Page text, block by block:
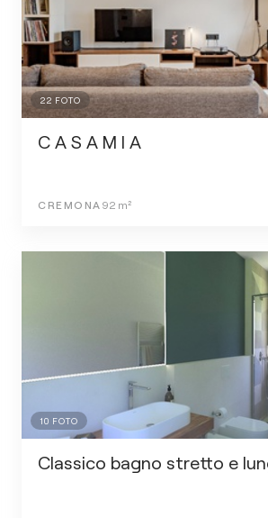
22 FOTO
C A S A M I A
CREMONA 92m²
10 FOTO
Classico bagno stretto e